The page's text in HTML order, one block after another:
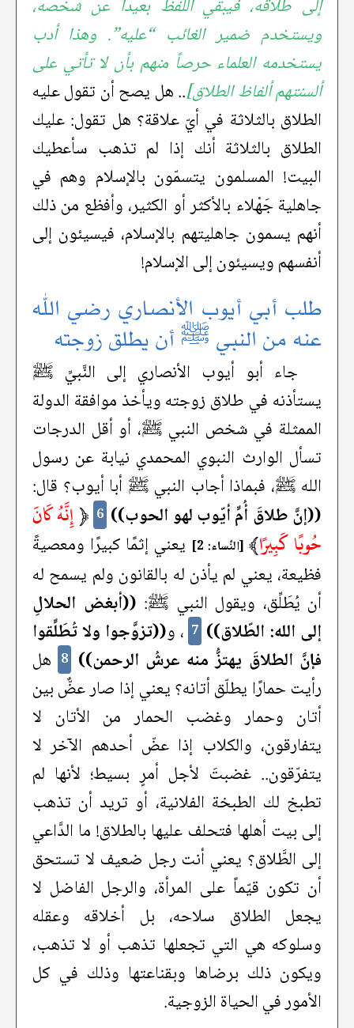
إلى طلاقه، فيبقي اللفظ بعيداً عن شخصه،
ويستخدم ضمير الغائب “عليه”. وهذا أدب
يستخدمه العلماء حرصاً منهم بأن لا تأتي على
ألسنتهم ألفاظ الطلاق].. هل يصح أن تقول عليه
الطلاق بالثلاثة في أيّ علاقة؟ هل تقول: عليك
الطلاق بالثلاثة أنك إذا لم تذهب سأعطيك
البيت! المسلمون يتسمّون بالإسلام وهم في
جاهلية جَهْلاء بالأكثر أو الكثير، وأفظع من ذلك
أنهم يسمون جاهليتهم بالإسلام، فيسيئون إلى
أنفسهم ويسيئون إلى الإسلام!
طلب أبي أيوب الأنصاري رضي الله
عنه من النبي ﷺ أن يطلق زوجته
جاء أبو أيوب الأنصاري إلى النَّبيِّ ﷺ
يستأذنه في طلاق زوجته ويأخذ موافقة الدولة
الممثلة في شخص النبي ﷺ، أو أقل الدرجات
تسأل الوارث النبوي المحمدي نيابة عن رسول
الله ﷺ، فبماذا أجاب النبي ﷺ أبا أيوب؟ قال:
((إنَّ طلاقَ أُمِّ أيّوب لهو الحوب)) 6 ﴿إِنَّهُ كَانَ
حُوبًا كَبِيرًا﴾ [النِّساء: 2]
يعني إثمًا كبيرًا ومعصيةً
فظيعة، يعني لم يأذن له بالقانون ولم يسمح له
أن يُطَلِّق، ويقول النبي ﷺ: ((أبغض الحلالِ
إلى الله: الطّلاق)) 7 ، و((تزوَّجوا ولا تُطَلِّقوا
فإنَّ الطلاقَ يهتزُّ منه عرشُ الرحمن)) 8 هل
رأيت حمارًا يطلّق أتانه؟ يعني إذا صار عضٌّ بين
أتان وحمار وغضب الحمار من الأتان لا
يتفارقون، والكلاب إذا عضّ أحدهم الآخر لا
يتفرّقون.. غضبتَ لأجل أمرٍ بسيط؛ لأنها لم
تطبخ لك الطبخة الفلانية، أو تريد أن تذهب
إلى بيت أهلها فتحلف عليها بالطلاق! ما الدَّاعي
إلى الطَّلاق؟ يعني أنت رجل ضعيف لا تستحق
أن تكون قيّماً على المرأة، والرجل الفاضل لا
يجعل الطلاق سلاحه، بل أخلاقه وعقله
وسلوكه هي التي تجعلها تذهب أو لا تذهب،
ويكون ذلك برضاها وبقناعتها وذلك في كل
الأمور في الحياة الزوجية.